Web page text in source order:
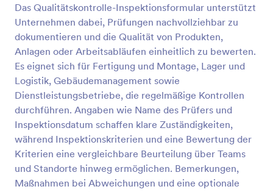
Das Qualitätskontrolle-Inspektionsformular unterstützt
Unternehmen dabei, Prüfungen nachvollziehbar zu
dokumentieren und die Qualität von Produkten,
Anlagen oder Arbeitsabläufen einheitlich zu bewerten.
Es eignet sich für Fertigung und Montage, Lager und
Logistik, Gebäudemanagement sowie
Dienstleistungsbetriebe, die regelmäßige Kontrollen
durchführen. Angaben wie Name des Prüfers und
Inspektionsdatum schaffen klare Zuständigkeiten,
während Inspektionskriterien und eine Bewertung der
Kriterien eine vergleichbare Beurteilung über Teams
und Standorte hinweg ermöglichen. Bemerkungen,
Maßnahmen bei Abweichungen und eine optionale
Vorschau